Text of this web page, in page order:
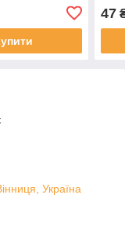
47
Україна